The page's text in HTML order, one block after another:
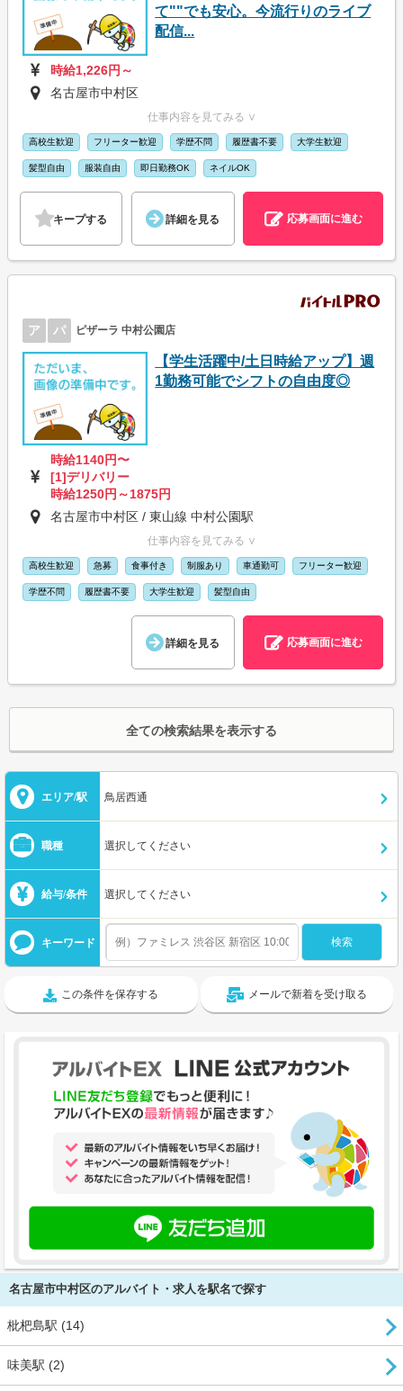
て""でも安心。今流行りのライブ
配信...
時給1,226円～
名古屋市中村区
仕事内容を見てみる ∨
高校生歓迎 フリーター歓迎 学歴不問 履歴書不要 大学生歓迎
髪型自由 服装自由 即日勤務OK ネイルOK
キープする 詳細を見る 応募画面に進む
ア パ ピザーラ 中村公園店
【学生活躍中/土日時給アップ】週
1勤務可能でシフトの自由度◎
時給1140円〜
[1]デリバリー
時給1250円～1875円
名古屋市中村区 / 東山線 中村公園駅
仕事内容を見てみる ∨
高校生歓迎 急募 食事付き 制服あり 車通勤可 フリーター歓迎
学歴不問 履歴書不要 大学生歓迎 髪型自由
詳細を見る 応募画面に進む
全ての検索結果を表示する
エリア/駅 鳥居西通
職種 選択してください
給与/条件 選択してください
キーワード
この条件を保存する メールで新着を受け取る
名古屋市中村区のアルバイト・求人を駅名で探す
枇杷島駅 (14)
味美駅 (2)